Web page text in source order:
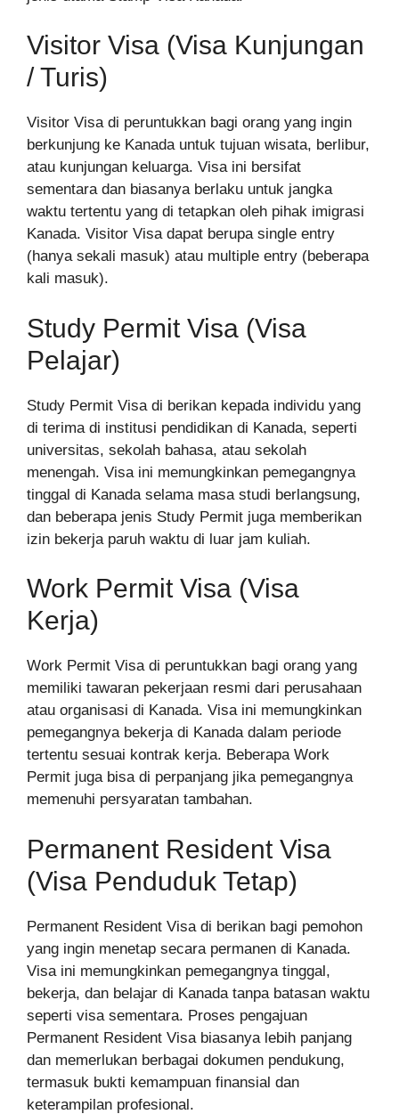
Visitor Visa (Visa Kunjungan
/ Turis)
Visitor Visa di peruntukkan bagi orang yang ingin
berkunjung ke Kanada untuk tujuan wisata, berlibur,
atau kunjungan keluarga. Visa ini bersifat
sementara dan biasanya berlaku untuk jangka
waktu tertentu yang di tetapkan oleh pihak imigrasi
Kanada. Visitor Visa dapat berupa single entry
(hanya sekali masuk) atau multiple entry (beberapa
kali masuk).
Study Permit Visa (Visa
Pelajar)
Study Permit Visa di berikan kepada individu yang
di terima di institusi pendidikan di Kanada, seperti
universitas, sekolah bahasa, atau sekolah
menengah. Visa ini memungkinkan pemegangnya
tinggal di Kanada selama masa studi berlangsung,
dan beberapa jenis Study Permit juga memberikan
izin bekerja paruh waktu di luar jam kuliah.
Work Permit Visa (Visa
Kerja)
Work Permit Visa di peruntukkan bagi orang yang
memiliki tawaran pekerjaan resmi dari perusahaan
atau organisasi di Kanada. Visa ini memungkinkan
pemegangnya bekerja di Kanada dalam periode
tertentu sesuai kontrak kerja. Beberapa Work
Permit juga bisa di perpanjang jika pemegangnya
memenuhi persyaratan tambahan.
Permanent Resident Visa
(Visa Penduduk Tetap)
Permanent Resident Visa di berikan bagi pemohon
yang ingin menetap secara permanen di Kanada.
Visa ini memungkinkan pemegangnya tinggal,
bekerja, dan belajar di Kanada tanpa batasan waktu
seperti visa sementara. Proses pengajuan
Permanent Resident Visa biasanya lebih panjang
dan memerlukan berbagai dokumen pendukung,
termasuk bukti kemampuan finansial dan
keterampilan profesional.